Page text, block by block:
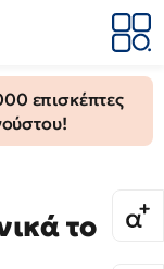
επισκέπτες
το